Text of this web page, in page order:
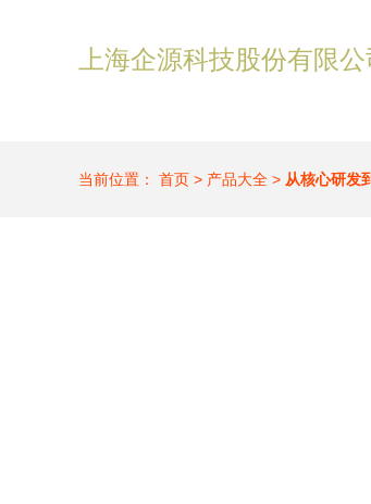
上海企源科技股份有限公
当前位置： 首页 > 产品大全 > 从核心研发